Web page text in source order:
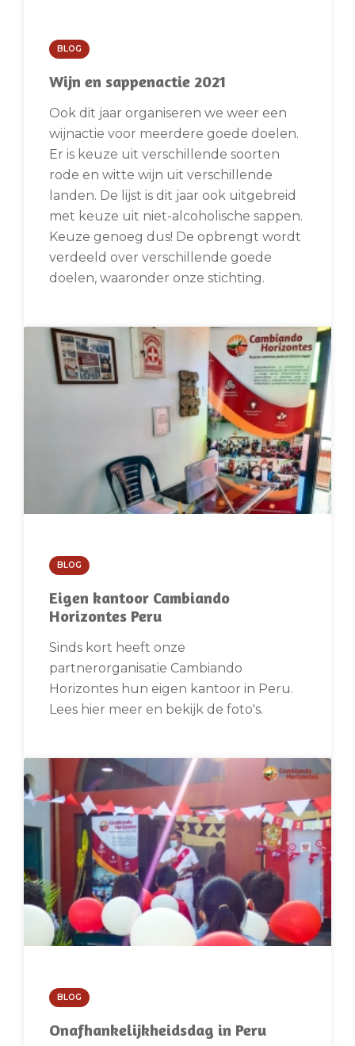
BLOG
Wijn en sappenactie 2021
Ook dit jaar organiseren we weer een
wijnactie voor meerdere goede doelen.
Er is keuze uit verschillende soorten
rode en witte wijn uit verschillende
landen. De lijst is dit jaar ook uitgebreid
met keuze uit niet-alcoholische sappen.
Keuze genoeg dus! De opbrengt wordt
verdeeld over verschillende goede
doelen, waaronder onze stichting.
BLOG
Eigen kantoor Cambiando
Horizontes Peru
Sinds kort heeft onze
partnerorganisatie Cambiando
Horizontes hun eigen kantoor in Peru.
Lees hier meer en bekijk de foto's.
BLOG
Onafhankelijkheidsdag in Peru